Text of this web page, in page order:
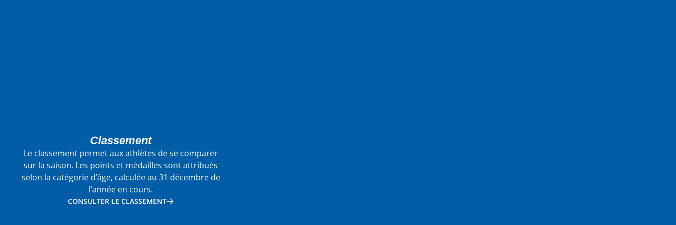
Classement
Le classement permet aux athlètes de se comparer
sur la saison. Les points et médailles sont attribués
selon la catégorie d’âge, calculée au 31 décembre de
l’année en cours.
CONSULTER LE CLASSEMENT